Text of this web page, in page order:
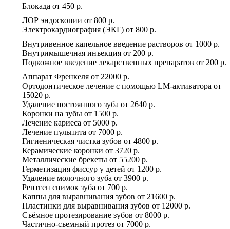
Блокада от 450 р.
ЛОР эндоскопии от 800 р.
Электрокардиография (ЭКГ) от 800 р.
Внутривенное капельное введение растворов от 1000 р.
Внутримышечная инъекция от 200 р.
Подкожное введение лекарственных препаратов от 200 р.
Аппарат Френкеля от 22000 р.
Ортодонтическое лечение с помощью LM-активатора от
15020 р.
Удаление постоянного зуба от 2640 р.
Коронки на зубы от 1500 р.
Лечение кариеса от 5000 р.
Лечение пульпита от 7000 р.
Гигиеническая чистка зубов от 4800 р.
Керамические коронки от 3720 р.
Металлические брекеты от 55200 р.
Герметизация фиссур у детей от 1200 р.
Удаление молочного зуба от 3900 р.
Рентген снимок зуба от 700 р.
Каппы для выравнивания зубов от 21600 р.
Пластинки для выравнивания зубов от 12000 р.
Съёмное протезирование зубов от 8000 р.
Частично-съемный протез от 7000 р.